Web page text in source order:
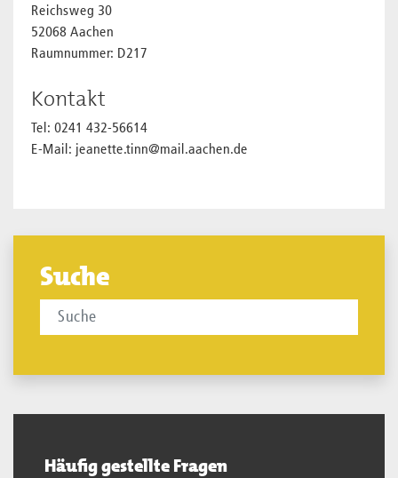
Reichsweg 30
52068 Aachen
Raumnummer: D217
Kontakt
Tel: 0241 432-56614
E-Mail: jeanette.tinn@mail.aachen.de
Suche
Häufig gestellte Fragen